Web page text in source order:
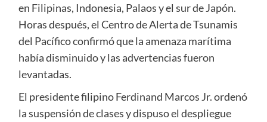
en Filipinas, Indonesia, Palaos y el sur de Japón.
Horas después, el Centro de Alerta de Tsunamis
del Pacífico confirmó que la amenaza marítima
había disminuido y las advertencias fueron
levantadas.
El presidente filipino Ferdinand Marcos Jr. ordenó
la suspensión de clases y dispuso el despliegue